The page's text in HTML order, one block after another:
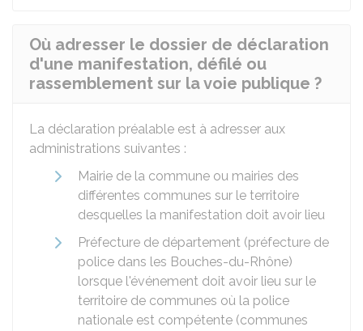
Où adresser le dossier de déclaration
d'une manifestation, défilé ou
rassemblement sur la voie publique ?
La déclaration préalable est à adresser aux
administrations suivantes :
Mairie de la commune ou mairies des
différentes communes sur le territoire
desquelles la manifestation doit avoir lieu
Préfecture de département (préfecture de
police dans les Bouches-du-Rhône)
lorsque l'événement doit avoir lieu sur le
territoire de communes où la police
nationale est compétente (communes